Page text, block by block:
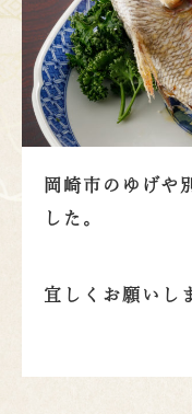
岡崎市のゆげや
した。
宜しくお願いし